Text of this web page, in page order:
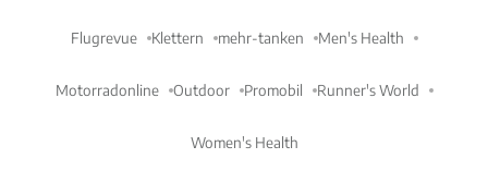
Flugrevue Klettern mehr-tanken Men's Health
Motorradonline Outdoor Promobil Runner's World
Women's Health